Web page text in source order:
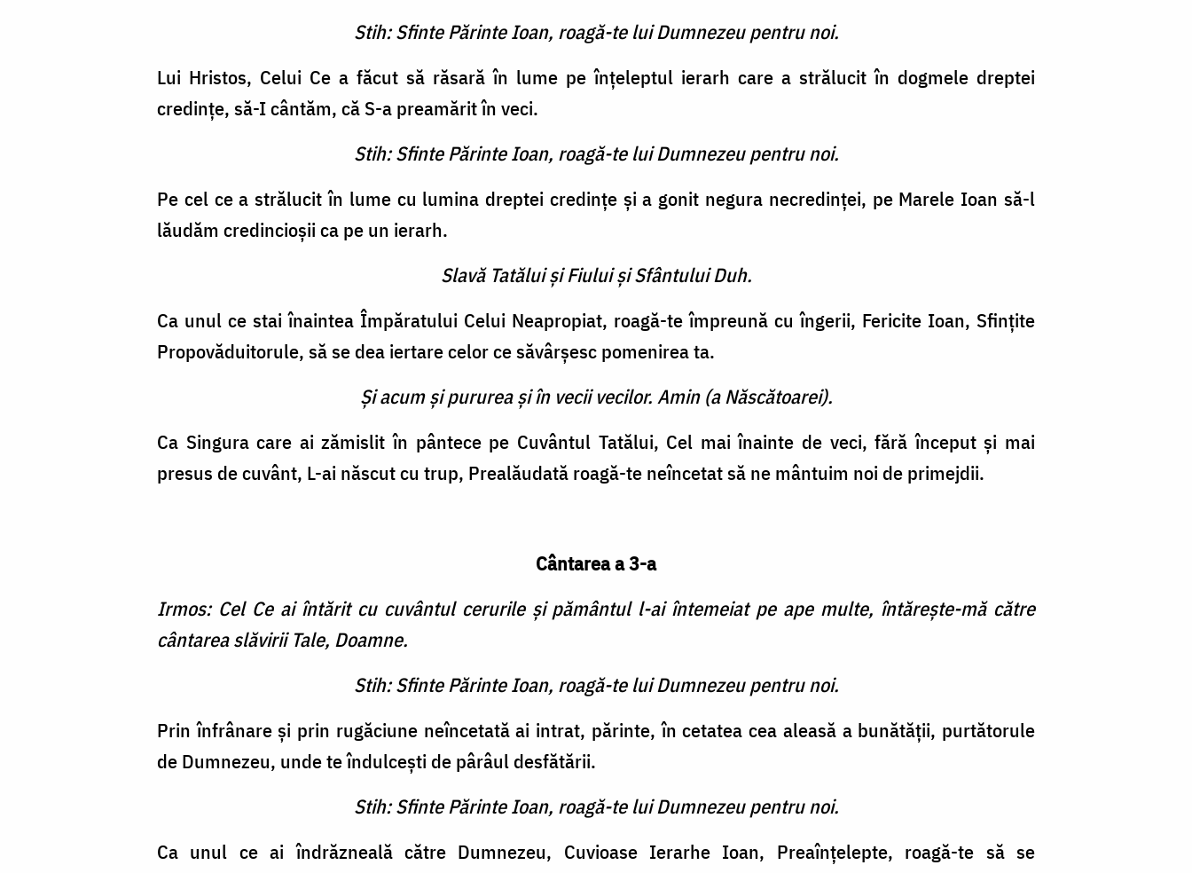
Stih: Sfinte Părinte Ioan, roagă-te lui Dumnezeu pentru noi.
Lui Hristos, Celui Ce a făcut să răsară în lume pe înţeleptul ierarh care a strălucit în dogmele dreptei
credinţe, să-I cântăm, că S-a preamărit în veci.
Stih: Sfinte Părinte Ioan, roagă-te lui Dumnezeu pentru noi.
Pe cel ce a strălucit în lume cu lumina dreptei credinţe şi a gonit negura necredinţei, pe Marele Ioan să-l
lăudăm credincioşii ca pe un ierarh.
Slavă Tatălui şi Fiului şi Sfântului Duh.
Ca unul ce stai înaintea Împăratului Celui Neapropiat, roagă-te împreună cu îngerii, Fericite Ioan, Sfinţite
Propovăduitorule, să se dea iertare celor ce săvârşesc pomenirea ta.
Şi acum şi pururea şi în vecii vecilor. Amin (a Născătoarei).
Ca Singura care ai zămislit în pântece pe Cuvântul Tatălui, Cel mai înainte de veci, fără început şi mai
presus de cuvânt, L-ai născut cu trup, Prealăudată roagă-te neîncetat să ne mântuim noi de primejdii.
Cântarea a 3-a
Irmos: Cel Ce ai întărit cu cuvântul cerurile şi pământul l-ai întemeiat pe ape multe, întăreşte-mă către
cântarea slăvirii Tale, Doamne.
Stih: Sfinte Părinte Ioan, roagă-te lui Dumnezeu pentru noi.
Prin înfrânare şi prin rugăciune neîncetată ai intrat, părinte, în cetatea cea aleasă a bunătăţii, purtătorule
de Dumnezeu, unde te îndulceşti de pârâul desfătării.
Stih: Sfinte Părinte Ioan, roagă-te lui Dumnezeu pentru noi.
Ca unul ce ai îndrăzneală către Dumnezeu, Cuvioase Ierarhe Ioan, Preaînţelepte, roagă-te să se